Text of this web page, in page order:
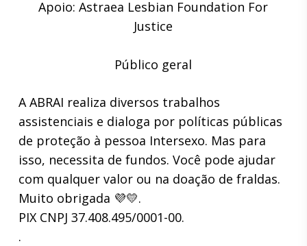
Apoio: Astraea Lesbian Foundation For
Justice
Público geral
A ABRAI realiza diversos trabalhos
assistenciais e dialoga por políticas públicas
de proteção à pessoa Intersexo. Mas para
isso, necessita de fundos. Você pode ajudar
com qualquer valor ou na doação de fraldas.
Muito obrigada 💜💛.
PIX CNPJ 37.408.495/0001-00.
.